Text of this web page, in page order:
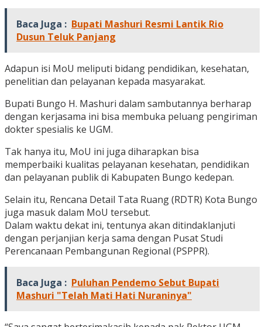
Baca Juga : Bupati Mashuri Resmi Lantik Rio
Dusun Teluk Panjang
Adapun isi MoU meliputi bidang pendidikan, kesehatan,
penelitian dan pelayanan kepada masyarakat.
Bupati Bungo H. Mashuri dalam sambutannya berharap
dengan kerjasama ini bisa membuka peluang pengiriman
dokter spesialis ke UGM.
Tak hanya itu, MoU ini juga diharapkan bisa
memperbaiki kualitas pelayanan kesehatan, pendidikan
dan pelayanan publik di Kabupaten Bungo kedepan.
Selain itu, Rencana Detail Tata Ruang (RDTR) Kota Bungo
juga masuk dalam MoU tersebut.
Dalam waktu dekat ini, tentunya akan ditindaklanjuti
dengan perjanjian kerja sama dengan Pusat Studi
Perencanaan Pembangunan Regional (PSPPR).
Baca Juga : Puluhan Pendemo Sebut Bupati
Mashuri "Telah Mati Hati Nuraninya"